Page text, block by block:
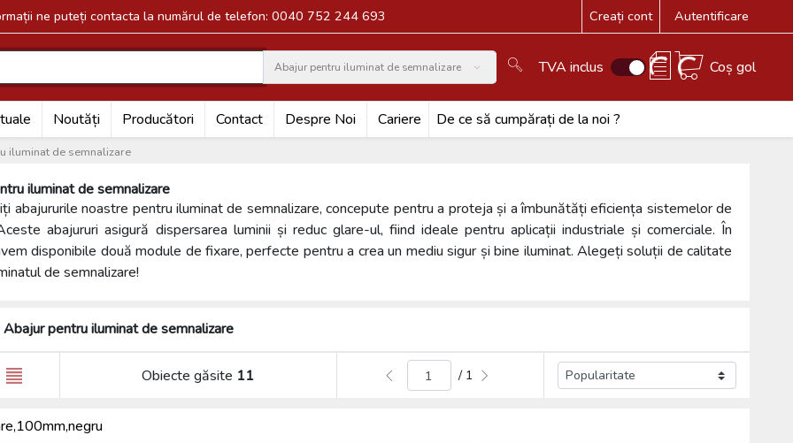
ne puteți contacta la numărul de telefon: 0040 752 244 693 Creați cont Autentificare
Abajur pentru iluminat de semnalizare
Search TVA inclus Coș gol
Noutăți Producători Contact Despre Noi Cariere De ce să cumpărați de la noi ?
iluminat de semnalizare
iluminat de semnalizare
abajururile noastre pentru iluminat de semnalizare, concepute pentru a proteja și a îmbunătăți eficiența sistemelor de
abajururi asigură dispersarea luminii și reduc glare-ul, fiind ideale pentru aplicații industriale și comerciale. În
disponibile două module de fixare, perfecte pentru a crea un mediu sigur și bine iluminat. Alegeți soluții de calitate
de semnalizare!
Abajur pentru iluminat de semnalizare
Obiecte găsite 11 / 1